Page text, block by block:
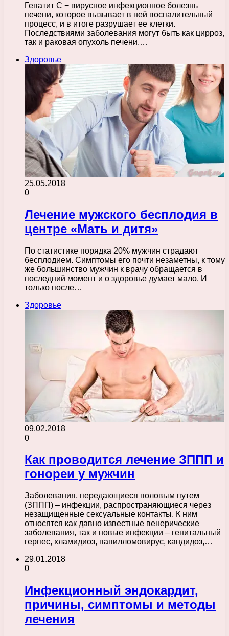
Гепатит С − вирусное инфекционное болезнь
печени, которое вызывает в ней воспалительный
процесс, и в итоге разрушает ее клетки.
Последствиями заболевания могут быть как цирроз,
так и раковая опухоль печени.…
Здоровье
25.05.2018
0
Лечение мужского бесплодия в
центре «Мать и дитя»
По статистике порядка 20% мужчин страдают
бесплодием. Симптомы его почти незаметны, к тому
же большинство мужчин к врачу обращается в
последний момент и о здоровье думает мало. И
только после…
Здоровье
09.02.2018
0
Как проводится лечение ЗППП и
гонореи у мужчин
Заболевания, передающиеся половым путем
(ЗППП) – инфекции, распространяющиеся через
незащищенные сексуальные контакты. К ним
относятся как давно известные венерические
заболевания, так и новые инфекции – генитальный
герпес, хламидиоз, папилломовирус, кандидоз,…
29.01.2018
0
Инфекционный эндокардит,
причины, симптомы и методы
лечения